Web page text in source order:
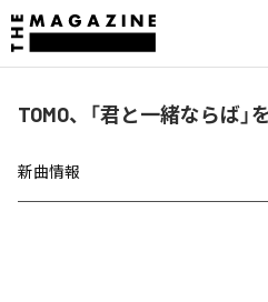
TOMO、「君と一緒ならば」
新曲情報